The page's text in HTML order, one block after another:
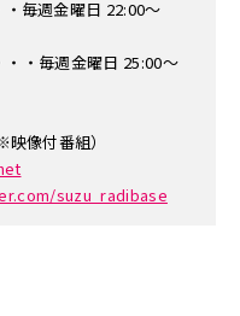
週金曜日 22:00～
・・毎週金曜日 25:00～
付番組）
suzu_radibase